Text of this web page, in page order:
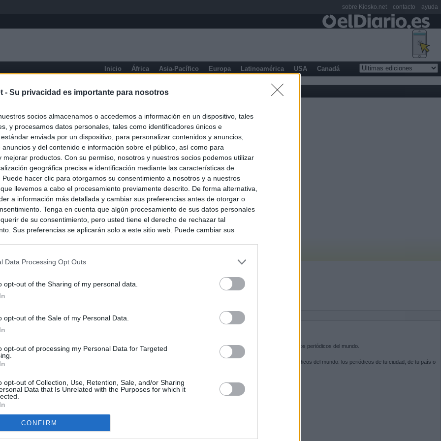
- Su privacidad es importante para nosotros
socios almacenamos o accedemos a información en un dispositivo, tales
y procesamos datos personales, tales como identificadores únicos e
enviada por un dispositivo, para personalizar contenidos y anuncios,
anuncios y del contenido e información sobre el público, así como para
mejorar productos. Con su permiso, nosotros y nuestros socios podemos utilizar
geográfica precisa e identificación mediante las características de
Puede hacer clic para otorgarnos su consentimiento a nosotros y a nuestros
llevemos a cabo el procesamiento previamente descrito. De forma alternativa,
a información más detallada y cambiar sus preferencias antes de otorgar o
Tenga en cuenta que algún procesamiento de sus datos personales
de su consentimiento, pero usted tiene el derecho de rechazar tal
Sus preferencias se aplicarán solo a este sitio web. Puede cambiar sus
Data Processing Opt Outs
opt-out of the Sharing of my personal data.
opt-out of the Sale of my Personal Data.
opt-out of processing my Personal Data for Targeted
opt-out of Collection, Use, Retention, Sale, and/or Sharing
Data that Is Unrelated with the Purposes for which it
CONFIRM
Inicio África Asia-Pacífico Europa Latinoamérica USA Canadá
Ayuso señaló por la compra del ático: "Lo que no se dice es
residencia oficial para la presidenta"
Ayuso no puede destinar directamente la venta del ático de
por los incendios
Kiosko.netes la puerta de entrada a los periódicos del mundo.
Navega por las portadas de los periódicos del mundo: los periódicos de tu ciudad, de tu país o
SÍGUENOS
sobre Kiosko.net contacto ayuda